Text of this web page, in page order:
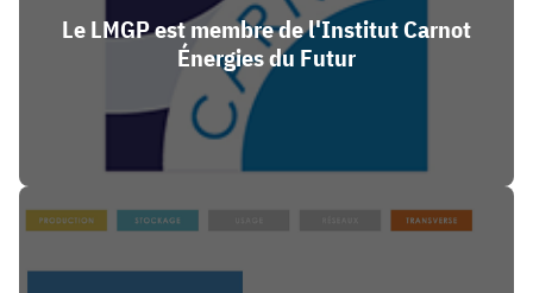
Le LMGP est membre de l'Institut Carnot
Énergies du Futur